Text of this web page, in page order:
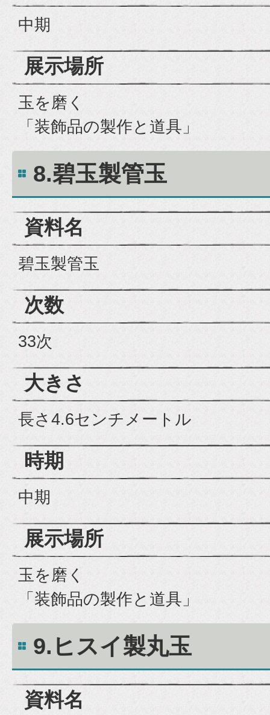
中期
展示場所
玉を磨く
「装飾品の製作と道具」
8.碧玉製管玉
資料名
碧玉製管玉
次数
33次
大きさ
長さ4.6センチメートル
時期
中期
展示場所
玉を磨く
「装飾品の製作と道具」
9.ヒスイ製丸玉
資料名